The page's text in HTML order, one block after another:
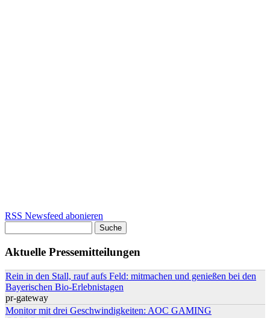
RSS Newsfeed abonieren
Aktuelle Pressemitteilungen
Rein in den Stall, rauf aufs Feld: mitmachen und genießen bei den
Bayerischen Bio-Erlebnistagen
pr-gateway
Monitor mit drei Geschwindigkeiten: AOC GAMING